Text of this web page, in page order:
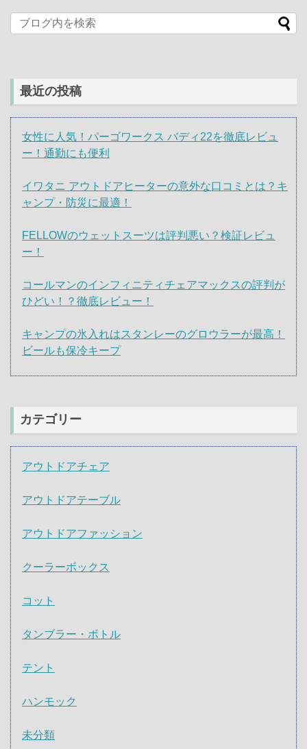
最近の投稿
女性に人気！パーゴワークス バディ22を徹底レビュ
ー！通勤にも便利
イワタニ アウトドアヒーターの意外な口コミとは？キ
ャンプ・防災に最適！
FELLOWのウェットスーツは評判悪い？検証レビュ
ー！
コールマンのインフィニティチェアマックスの評判が
ひどい！？徹底レビュー！
キャンプの氷入れはスタンレーのグロウラーが最高！
ビールも保冷キープ
カテゴリー
アウトドアチェア
アウトドアテーブル
アウトドアファッション
クーラーボックス
コット
タンブラー・ボトル
テント
ハンモック
未分類